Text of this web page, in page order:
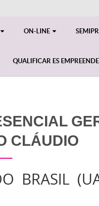
ON-LINE
QUALIFICAR ES
CLÁUDIO
BRASIL